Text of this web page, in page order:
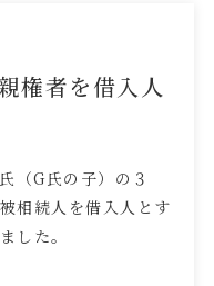
権者を借入人
（G氏の子）の３
相続人を借入人とす
した。